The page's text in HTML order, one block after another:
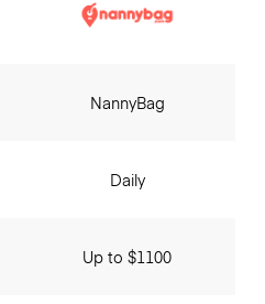
NannyBag
Daily
Up to $1100